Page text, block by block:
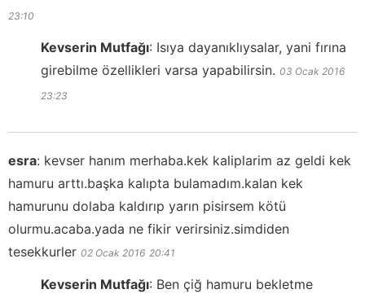
23:10
Kevserin Mutfağı: Isıya dayanıklıysalar, yani fırına
girebilme özellikleri varsa yapabilirsin. 03 Ocak 2016
23:23
esra: kevser hanım merhaba.kek kaliplarim az geldi kek
hamuru arttı.başka kalıpta bulamadım.kalan kek
hamurunu dolaba kaldırıp yarın pisirsem kötü
olurmu.acaba.yada ne fikir verirsiniz.simdiden
tesekkurler 02 Ocak 2016 20:41
Kevserin Mutfağı: Ben çiğ hamuru bekletme